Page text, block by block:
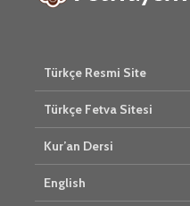
Türkçe Resmi Site
Türkçe Fetva Sitesi
Kur’an Dersi
English